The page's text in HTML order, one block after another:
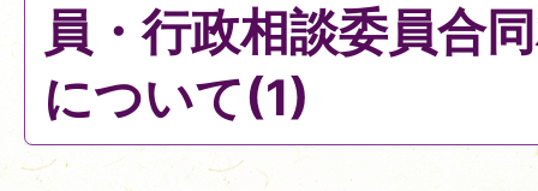
員・行政相談委員合
について(1)